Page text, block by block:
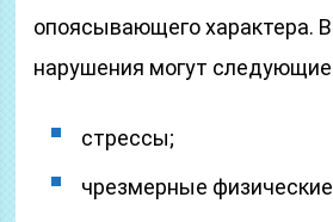
опоясывающего характера.
нарушения могут
стрессы;
чрезмерные физические